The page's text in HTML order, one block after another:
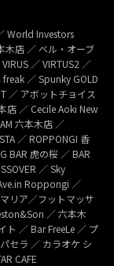
World Investors
木店 ／ ベル・オーブ
／ VIRTUS2 ／
／ Spunky GOLD
／ アボットチョイス
店 ／ Cecile Aoki New
六本木店 ／
／ ROPPONGI 香
BAR 虎の桜 ／ BAR
／ Sky
Roppongi ／
リア／フットマッサ
／ 六本木
ト ／ Bar FreeLe ／ プ
セラ ／ カラオケ シ
CAFE